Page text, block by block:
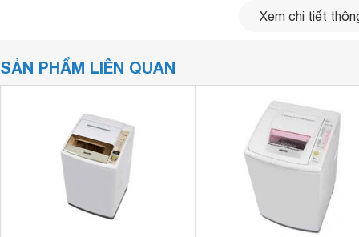
840 vòng/
Kiểu động cơ
Công nghệ
Chức năng
Tự khởi động
Bộ lọc sơ vải
Kích thước 968 x 567 x
37.5 Kg
Xem chi tiết
SẢN PHẨM LIÊN QUAN